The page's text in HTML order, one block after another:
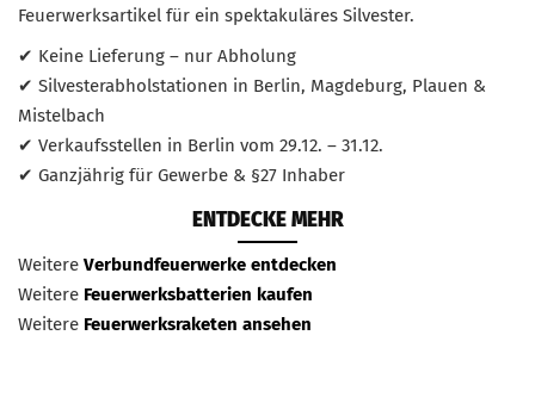
Feuerwerksartikel für ein spektakuläres Silvester.
✔ Keine Lieferung – nur Abholung
✔ Silvesterabholstationen in Berlin, Magdeburg, Plauen &
Mistelbach
✔ Verkaufsstellen in Berlin vom 29.12. – 31.12.
✔ Ganzjährig für Gewerbe & §27 Inhaber
ENTDECKE MEHR
Weitere Verbundfeuerwerke entdecken
Weitere Feuerwerksbatterien kaufen
Weitere Feuerwerksraketen ansehen